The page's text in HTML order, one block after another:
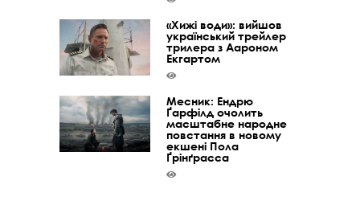
«Хижі води»: вийшов
український трейлер
трилера з Аароном
Екгартом
Месник: Ендрю
Ґарфілд очолить
масштабне народне
повстання в новому
екшені Пола
Ґрінґрасса